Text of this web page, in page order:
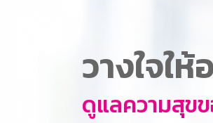
วางใจใ
ดูแลความสุข